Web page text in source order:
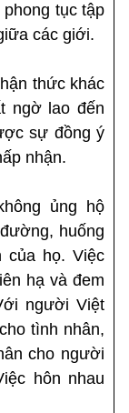
tục tập
các giới.
thức khác
ngờ lao đến
sự đồng ý
nhận.
ủng hộ
huống
của họ. Việc
hạ và đem
người Việt
tình nhân,
cho người
hôn nhau